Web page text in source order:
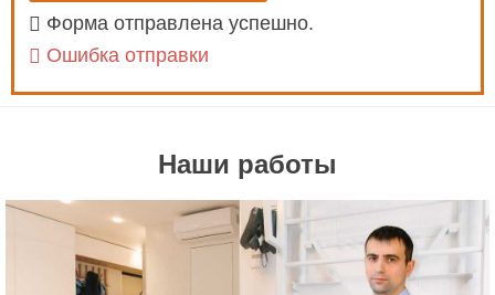
Форма отправлена успешно.
Ошибка отправки
Наши работы